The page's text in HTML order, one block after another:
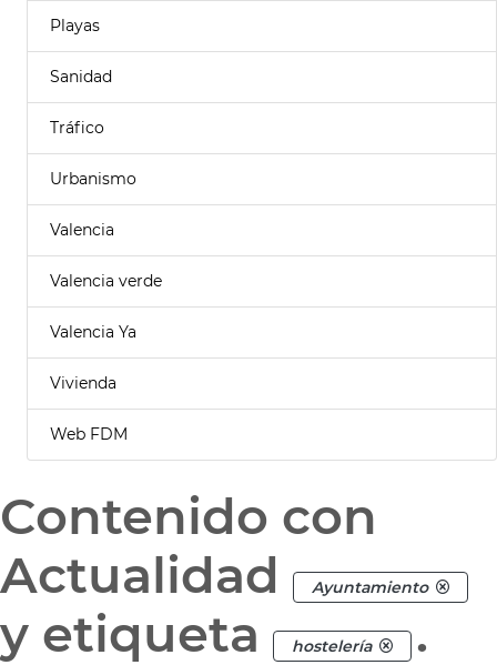
Playas
Sanidad
Tráfico
Urbanismo
Valencia
Valencia verde
Valencia Ya
Vivienda
Web FDM
Contenido con
Actualidad
Ayuntamiento
y etiqueta hostelería .